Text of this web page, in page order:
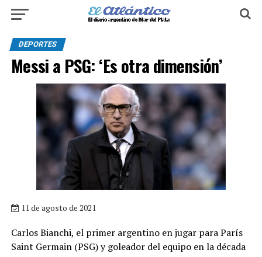
DEPORTES
Messi a PSG: ‘Es otra dimensión’
11 de agosto de 2021
Carlos Bianchi, el primer argentino en jugar para París
Saint Germain (PSG) y goleador del equipo en la década